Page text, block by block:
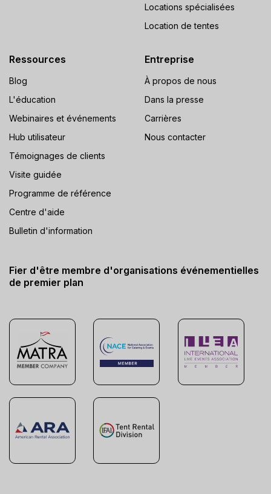
Locations spécialisées
Location de tentes
Ressources
Blog
L'éducation
Webinaires et événements
Hub utilisateur
Témoignages de clients
Visite guidée
Programme de référence
Centre d'aide
Bulletin d'information
Entreprise
À propos de nous
Dans la presse
Carrières
Nous contacter
Fier d'être membre d'organisations événementielles
de premier plan